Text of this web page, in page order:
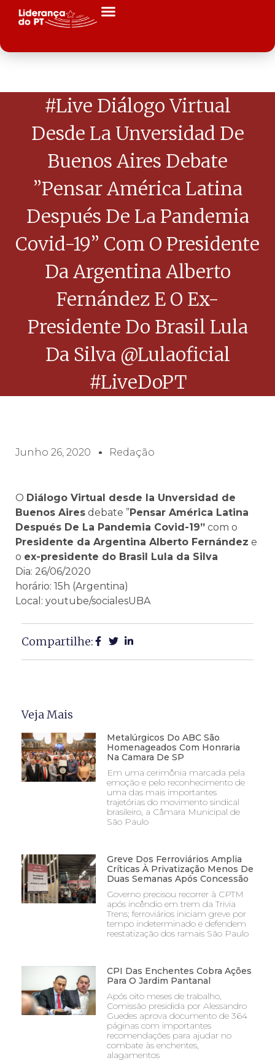
#Live Diálogo Virtual
Desde La Unversidad De
Buenos Aires Debate
”Pensar América Latina
Después De La Pandemia
Covid-19” Com O Presidente
Da Argentina Alberto
Fernández E O Ex-
Presidente Do Brasil Lula
Da Silva @lulaoficial
#LiveDoPT
Junho 26, 2020 Redação
O Diálogo Virtual desde la Unversidad de
Buenos Aires debate ”Pensar América Latina
Después De La Pandemia Covid-19” com o
Presidente da Argentina Alberto Fernández e
o ex-presidente do Brasil Lula da Silva
Dia: 26/06/2020
horário: 15h (Argentina)
Local: youtube/socialesUBA
Compartilhe:
Veja Mais
Metalúrgicos Do ABC São
Homenageados Com Honraria
Na Camara De SP
Em uma cerimônia marcada pela
emoção e pelo reconhecimento de
uma das mais importantes
trajetórias do movimento sindical
brasileiro, a Câmara Municipal de
São Paulo
Greve Dos Ferroviários Amplia
Críticas À Privatização Menos De
Duas Semanas Após Concessão
Governo precisou recorrer à CPTM
após incêndio em trem da Trivia
Trens; ferroviários iniciam greve por
tempo indeterminado e defendem
reestatização dos ramais São Paulo
CPI Das Enchentes Cobra Ações
Para O Jardim Pantanal
Após oito meses de trabalho,
Comissão presidida por Alessandro
Guedes aprova documento de 364
páginas com importantes
recomendações para ajudar no
combate às enchentes,
alagamentos